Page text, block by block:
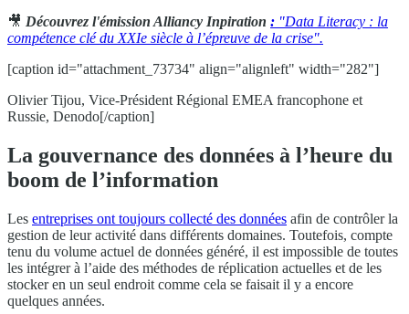
🎥 Découvrez l'émission Alliancy Inpiration : "Data Literacy : la
compétence clé du XXIe siècle à l’épreuve de la crise".
[caption id="attachment_73734" align="alignleft" width="282"]
Olivier Tijou, Vice-Président Régional EMEA francophone et
Russie, Denodo[/caption]
La gouvernance des données à l’heure du
boom de l’information
Les entreprises ont toujours collecté des données afin de contrôler la
gestion de leur activité dans différents domaines. Toutefois, compte
tenu du volume actuel de données généré, il est impossible de toutes
les intégrer à l’aide des méthodes de réplication actuelles et de les
stocker en un seul endroit comme cela se faisait il y a encore
quelques années.